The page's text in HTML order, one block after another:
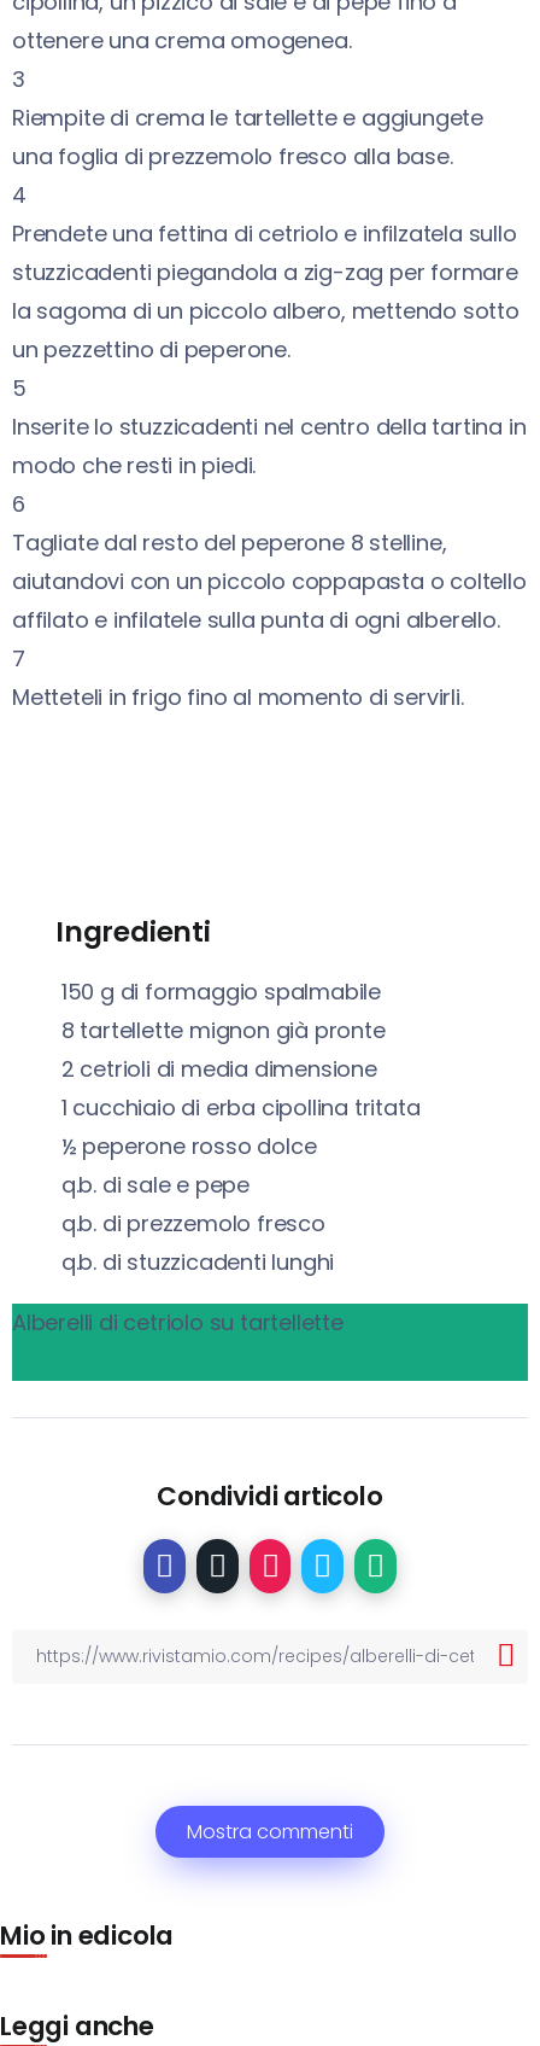
ottenere una crema omogenea.
3
Riempite di crema le tartellette e aggiungete
una foglia di prezzemolo fresco alla base.
4
Prendete una fettina di cetriolo e infilzatela sullo
stuzzicadenti piegandola a zig-zag per formare
la sagoma di un piccolo albero, mettendo sotto
un pezzettino di peperone.
5
Inserite lo stuzzicadenti nel centro della tartina in
modo che resti in piedi.
6
Tagliate dal resto del peperone 8 stelline,
aiutandovi con un piccolo coppapasta o coltello
affilato e infilatele sulla punta di ogni alberello.
7
Metteteli in frigo fino al momento di servirli.
Ingredienti
150 g di formaggio spalmabile
8 tartellette mignon già pronte
2 cetrioli di media dimensione
1 cucchiaio di erba cipollina tritata
½ peperone rosso dolce
q.b. di sale e pepe
q.b. di prezzemolo fresco
q.b. di stuzzicadenti lunghi
Alberelli di cetriolo su tartellette
Condividi articolo
Mostra commenti
Mio in edicola
Leggi anche